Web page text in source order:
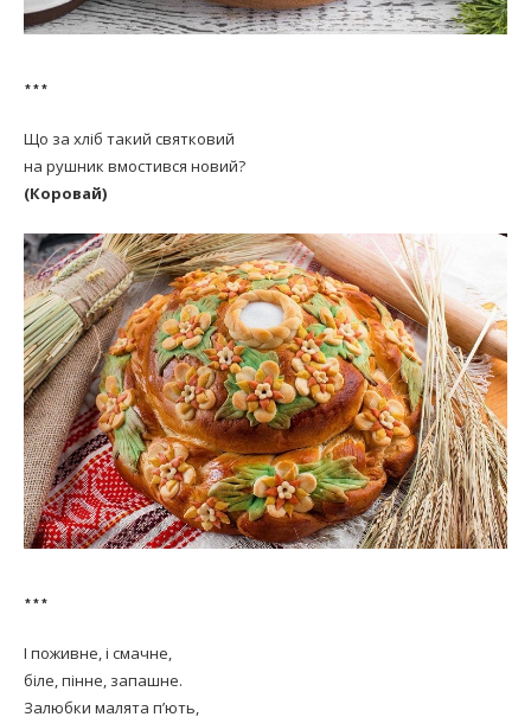
***
Що за хліб такий святковий
на рушник вмостився новий?
(Коровай)
***
І поживне, і смачне,
біле, пінне, запашне.
Залюбки малята п’ють,